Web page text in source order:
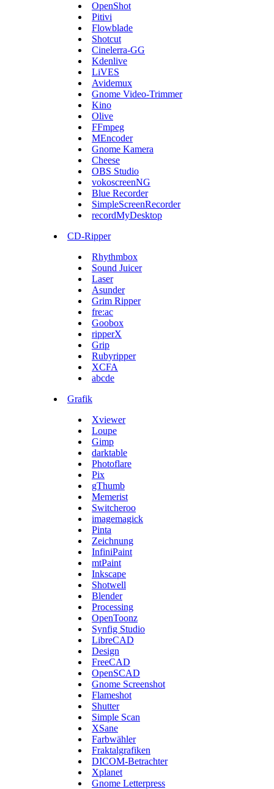
OpenShot
Pitivi
Flowblade
Shotcut
Cinelerra-GG
Kdenlive
LiVES
Avidemux
Gnome Video-Trimmer
Kino
Olive
FFmpeg
MEncoder
Gnome Kamera
Cheese
OBS Studio
vokoscreenNG
Blue Recorder
SimpleScreenRecorder
recordMyDesktop
CD-Ripper
Rhythmbox
Sound Juicer
Laser
Asunder
Grim Ripper
fre:ac
Goobox
ripperX
Grip
Rubyripper
XCFA
abcde
Grafik
Xviewer
Loupe
Gimp
darktable
Photoflare
Pix
gThumb
Memerist
Switcheroo
imagemagick
Pinta
Zeichnung
InfiniPaint
mtPaint
Inkscape
Shotwell
Blender
Processing
OpenToonz
Synfig Studio
LibreCAD
Design
FreeCAD
OpenSCAD
Gnome Screenshot
Flameshot
Shutter
Simple Scan
XSane
Farbwähler
Fraktalgrafiken
DICOM-Betrachter
Xplanet
Gnome Letterpress